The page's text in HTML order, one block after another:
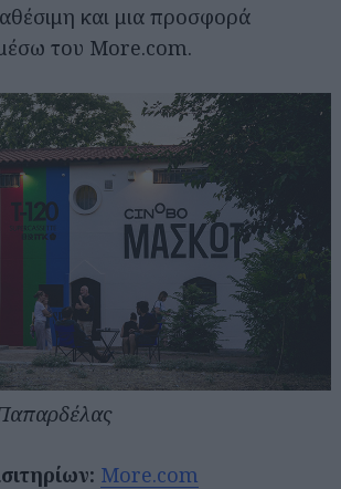
και μια προσφορά
του More.com.
More.com